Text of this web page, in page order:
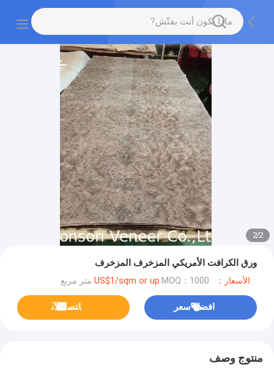
2
/
2
ورق الكرافت الأمريكي المزخرف المزخرف
الأسعار：US$1/sqm or up MOQ：1000 متر مربع
افضل سعر ﺎﺘﺼﻟ ﺍﻶﻧ
منتوج وصف